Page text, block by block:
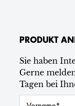
PRODUKT
Sie haben
Gerne
Tagen bei